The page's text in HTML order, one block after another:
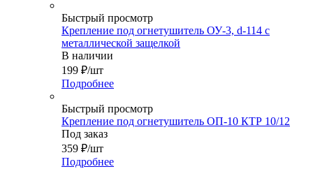
Быстрый просмотр
Крепление под огнетушитель ОУ-3, d-114 с
металлической защелкой
В наличии
199 ₽/шт
Подробнее
Быстрый просмотр
Крепление под огнетушитель ОП-10 КТР 10/12
Под заказ
359 ₽/шт
Подробнее